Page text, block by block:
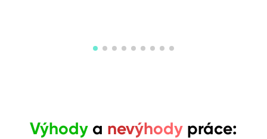
Výhody a nevýhody práce: